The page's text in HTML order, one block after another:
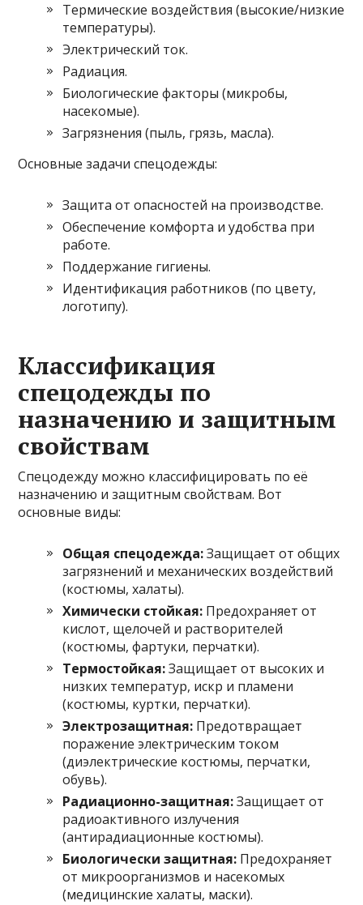
Термические воздействия (высокие/низкие
температуры).
Электрический ток.
Радиация.
Биологические факторы (микробы,
насекомые).
Загрязнения (пыль, грязь, масла).
Основные задачи спецодежды:
Защита от опасностей на производстве.
Обеспечение комфорта и удобства при
работе.
Поддержание гигиены.
Идентификация работников (по цвету,
логотипу).
Классификация
спецодежды по
назначению и защитным
свойствам
Спецодежду можно классифицировать по её
назначению и защитным свойствам. Вот
основные виды:
Общая спецодежда:Защищает от общих
загрязнений и механических воздействий
(костюмы, халаты).
Химически стойкая: Предохраняет от
кислот, щелочей и растворителей
(костюмы, фартуки, перчатки).
Термостойкая:Защищает от высоких и
низких температур, искр и пламени
(костюмы, куртки, перчатки).
Электрозащитная: Предотвращает
поражение электрическим током
(диэлектрические костюмы, перчатки,
обувь).
Радиационно-защитная:Защищает от
радиоактивного излучения
(антирадиационные костюмы).
Биологически защитная: Предохраняет
от микроорганизмов и насекомых
(медицинские халаты, маски).